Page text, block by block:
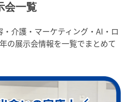
会一覧
介護・マーケティング・AI・ロ
の展示会情報を一覧でまとめて